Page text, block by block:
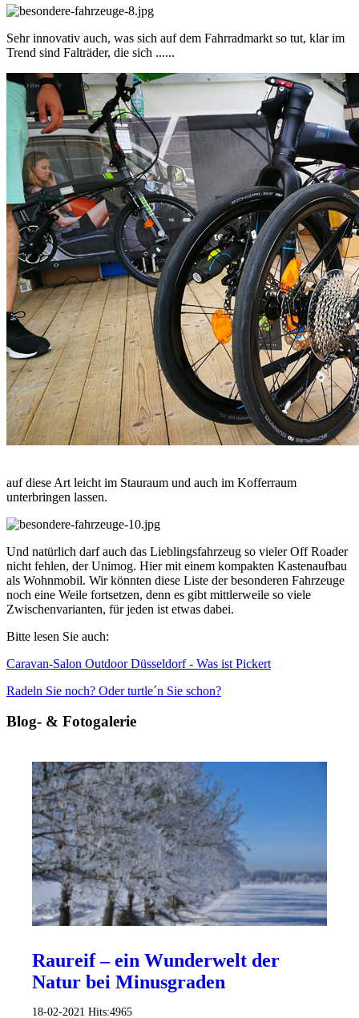
Sehr innovativ auch, was sich auf dem Fahrradmarkt so tut, klar im
Trend sind Falträder, die sich ......
auf diese Art leicht im Stauraum und auch im Kofferraum
unterbringen lassen.
Und natürlich darf auch das Lieblingsfahrzeug so vieler Off Roader
nicht fehlen, der Unimog. Hier mit einem kompakten Kastenaufbau
als Wohnmobil. Wir könnten diese Liste der besonderen Fahrzeuge
noch eine Weile fortsetzen, denn es gibt mittlerweile so viele
Zwischenvarianten, für jeden ist etwas dabei.
Bitte lesen Sie auch:
Caravan-Salon Outdoor Düsseldorf - Was ist Pickert
Radeln Sie noch? Oder turtle´n Sie schon?
Blog- & Fotogalerie
Raureif – ein Wunderwelt der
Natur bei Minusgraden
18-02-2021 Hits:4965